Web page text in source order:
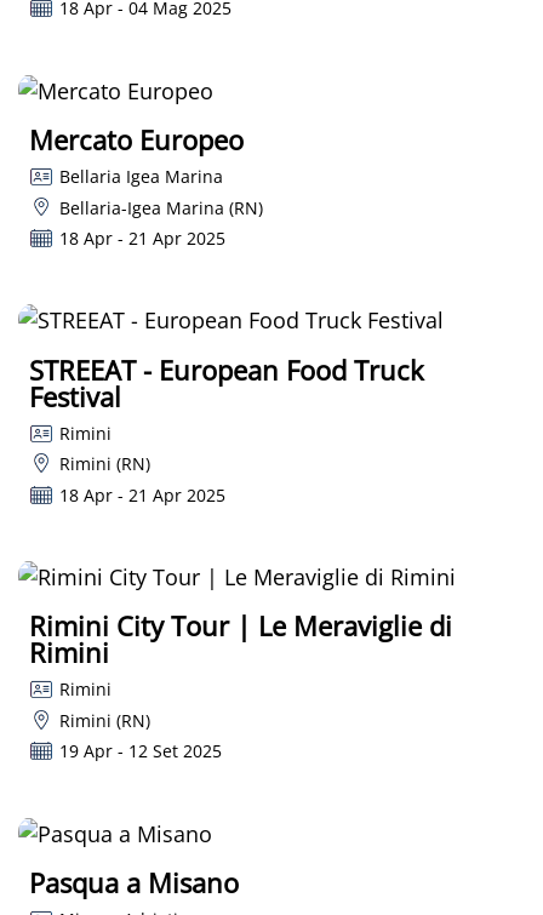
18 Apr - 04 Mag 2025
Mercato Europeo
Bellaria Igea Marina
Bellaria-Igea Marina (RN)
18 Apr - 21 Apr 2025
STREEAT - European Food Truck
Festival
Rimini
Rimini (RN)
18 Apr - 21 Apr 2025
Rimini City Tour | Le Meraviglie di
Rimini
Rimini
Rimini (RN)
19 Apr - 12 Set 2025
Pasqua a Misano